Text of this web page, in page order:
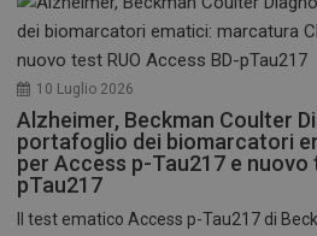
10 Luglio 2026
Alzheimer, Beckman Coulter
portafoglio dei biomarcatori
per Access p-Tau217 e nuovo
pTau217
Il test ematico Access p-Tau217 di